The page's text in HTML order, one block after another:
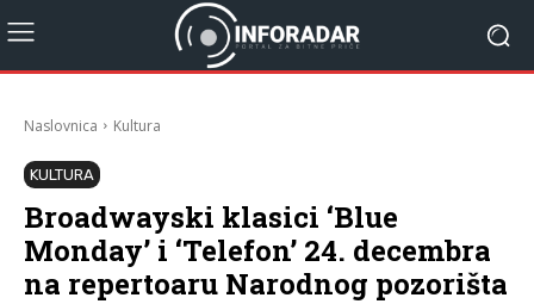
Naslovnica Kultura
KULTURA
Broadwayski klasici ‘Blue
Monday’ i ‘Telefon’ 24. decembra
na repertoaru Narodnog pozorišta